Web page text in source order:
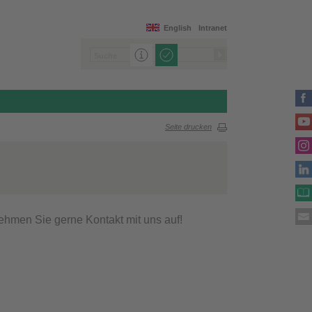
Intranet
English
Seite drucken
Sie gerne Kontakt mit uns auf!